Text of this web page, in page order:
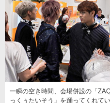
一瞬の空き時間、会場併設の「
っくぅたいそう」を踊ってくれて